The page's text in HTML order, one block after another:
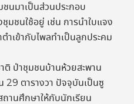
ชนมาเป็นส่วนประกอบ
ชนใช้อยู่ เช่น การนำใบแจง
ำเข้ากับไพลทำเป็นลูกประคม
ติ ป่าชุมชนบ้านห้วยสะพาน
ตารางวา ปัจจุบันเป็นซู
ถานศึกษาให้กับนักเรียน